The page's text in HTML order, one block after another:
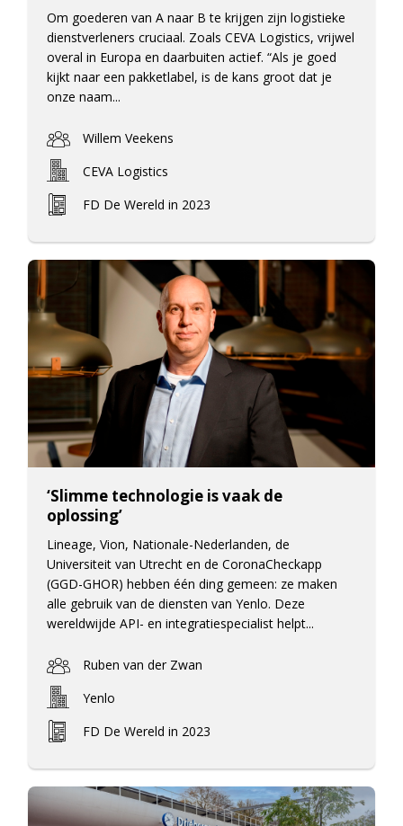
Om goederen van A naar B te krijgen zijn logistieke
dienstverleners cruciaal. Zoals CEVA Logistics, vrijwel
overal in Europa en daarbuiten actief. “Als je goed
kijkt naar een pakketlabel, is de kans groot dat je
onze naam...
Willem Veekens
CEVA Logistics
FD De Wereld in 2023
‘Slimme technologie is vaak de
oplossing’
Lineage, Vion, Nationale-Nederlanden, de
Universiteit van Utrecht en de CoronaCheckapp
(GGD-GHOR) hebben één ding gemeen: ze maken
alle gebruik van de diensten van Yenlo. Deze
wereldwijde API- en integratiespecialist helpt...
Ruben van der Zwan
Yenlo
FD De Wereld in 2023